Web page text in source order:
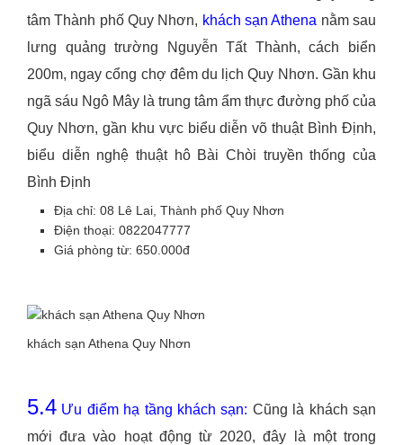
tâm Thành phố Quy Nhơn, khách sạn Athena nằm sau
lưng quảng trường Nguyễn Tất Thành, cách biển
200m, ngay cổng chợ đêm du lịch Quy Nhơn. Gần khu
ngã sáu Ngô Mây là trung tâm ẩm thực đường phố của
Quy Nhơn, gần khu vực biểu diễn võ thuật Bình Định,
biểu diễn nghệ thuật hô Bài Chòi truyền thống của
Bình Định
Địa chỉ: 08 Lê Lai, Thành phố Quy Nhơn
Điện thoại: 0822047777
Giá phòng từ: 650.000đ
khách sạn Athena Quy Nhơn
5.4 Ưu điểm hạ tầng khách sạn: Cũng là khách sạn
mới đưa vào hoạt động từ 2020, đây là một trong